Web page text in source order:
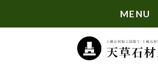
MENU